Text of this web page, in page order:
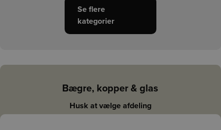
Se flere
kategorier
Bægre, kopper & glas
Husk at vælge afdeling